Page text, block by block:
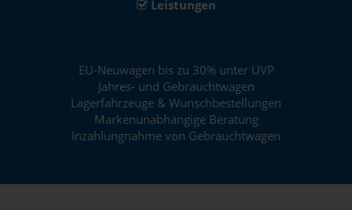
Leistungen
EU-Neuwagen bis zu 30% unter UVP
Jahres- und Gebrauchtwagen
Lagerfahrzeuge & Wunschbestellungen
Markenunabhängige Beratung
Inzahlungnahme von Gebrauchtwagen